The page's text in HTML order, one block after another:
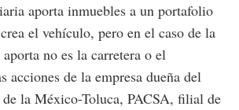
aporta inmuebles a un portafolio
el vehículo, pero en el caso de la
no es la carretera o el
acciones de la empresa dueña del
la México-Toluca, PACSA, filial de